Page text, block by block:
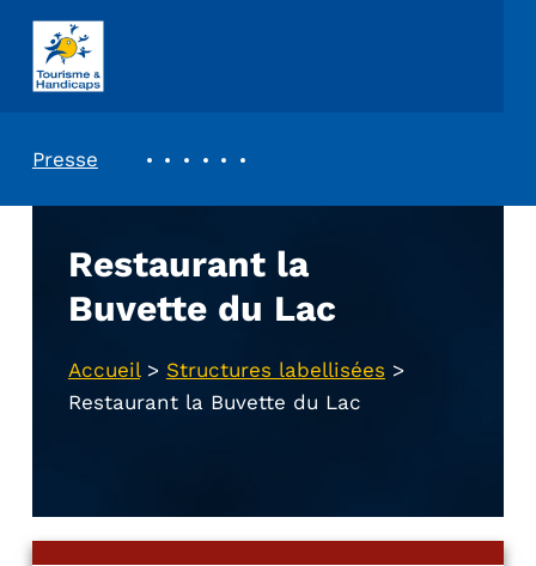
ASSOCIATION TOURISME ET HANDICAPS
Presse
Restaurant la
Buvette du Lac
Accueil> Structures labellisées >
Restaurant la Buvette du Lac